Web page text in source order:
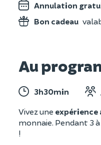
Annulation
Bon cadeau
Au
3h30min
Vivez une expérience
monnaie. Pendant 3
!